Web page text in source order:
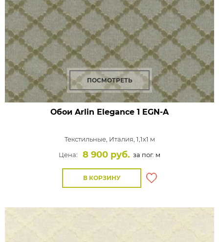
ПОСМОТРЕТЬ
Обои Arlin Elegance 1 EGN-A
Текстильные, Италия, 1,1x1 м
Цена:
8 900 руб. за пог. м
В КОРЗИНУ